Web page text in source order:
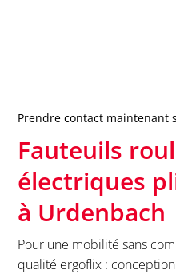
Prendre contact maintenant
Fauteuils
électriques
à Urdenbach
Pour une mobilité sans
qualité ergoflix :